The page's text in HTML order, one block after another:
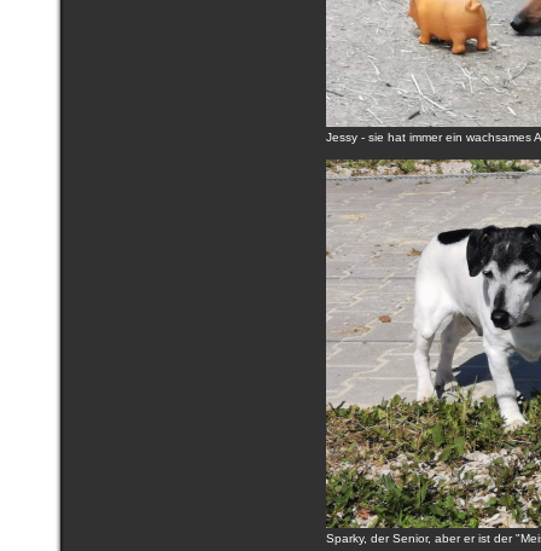
Jessy - sie hat immer ein wachsames
Sparky, der Senior, aber er ist der